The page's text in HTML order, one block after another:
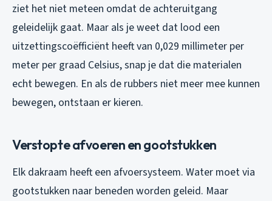
ziet het niet meteen omdat de achteruitgang
geleidelijk gaat. Maar als je weet dat lood een
uitzettingscoëfficiënt heeft van 0,029 millimeter per
meter per graad Celsius, snap je dat die materialen
echt bewegen. En als de rubbers niet meer mee kunnen
bewegen, ontstaan er kieren.
Verstopte afvoeren en gootstukken
Elk dakraam heeft een afvoersysteem. Water moet via
gootstukken naar beneden worden geleid. Maar